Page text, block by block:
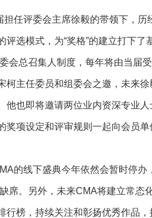
任评委会主席徐毅的带领下，
选模式，为“奖格”的建立打下
会总召集人制度，每年将由当届
柯主任委员和组委会之邀，未来
他也即将邀请两位业内资深专业
项设定和评审规则一起向会员单
的线下盛典今年依然会暂时停
席。另外，未来CMA将建立常态
榜，持续关注和彰扬优秀作品，